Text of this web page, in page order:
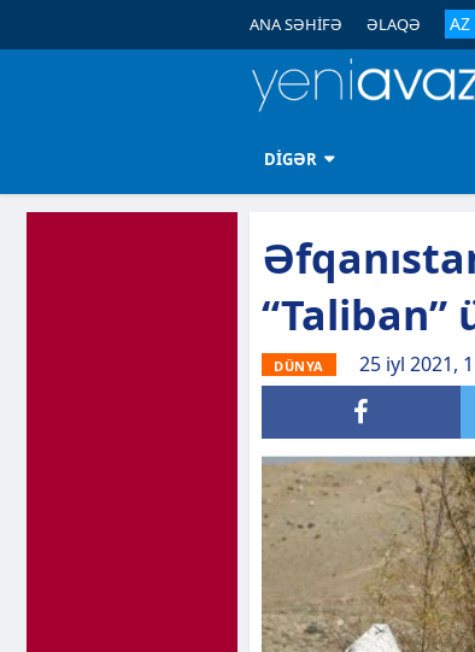
ANA SƏHİFƏ ƏLAQƏ AZ
DİGƏR
“Taliban”
DÜNYA 25 iyl 2021,